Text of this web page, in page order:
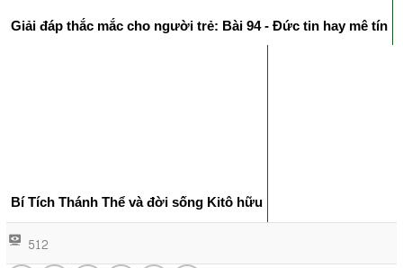
Giải đáp thắc mắc cho người trẻ: Bài 94 - Đức tin hay mê tín
Bí Tích Thánh Thể và đời sống Kitô hữu
512